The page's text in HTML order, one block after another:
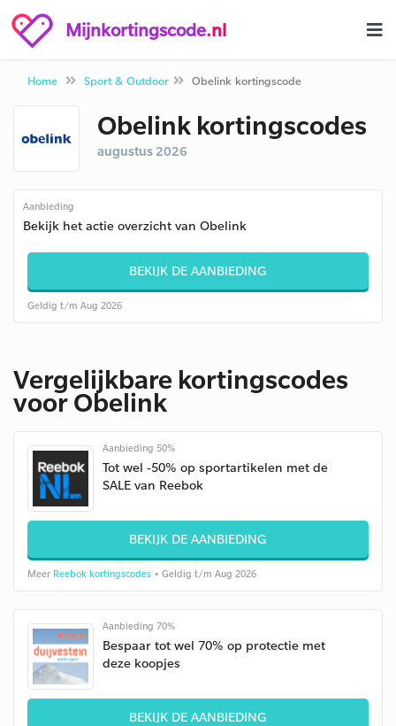
Mijnkortingscode.nl
Home Sport & Outdoor Obelink kortingscode
Obelink kortingscodes
augustus 2026
Aanbieding
Bekijk het actie overzicht van Obelink
BEKIJK DE AANBIEDING
Geldig t/m Aug 2026
Vergelijkbare kortingscodes
voor Obelink
Aanbieding 50%
Tot wel -50% op sportartikelen met de
SALE van Reebok
BEKIJK DE AANBIEDING
Meer Reebok kortingscodes • Geldig t/m Aug 2026
Aanbieding 70%
Bespaar tot wel 70% op protectie met
deze koopjes
BEKIJK DE AANBIEDING